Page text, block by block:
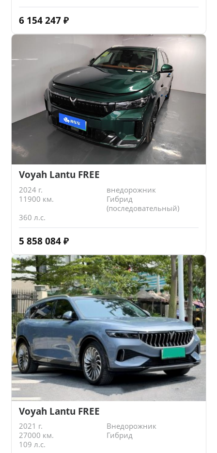
6 154 247 ₽
Voyah Lantu FREE
2024 г.
внедорожник
11900 км.
Гибрид
(последовательный)
360 л.с.
5 858 084 ₽
Voyah Lantu FREE
2021 г.
Внедорожник
27000 км.
Гибрид
109 л.с.